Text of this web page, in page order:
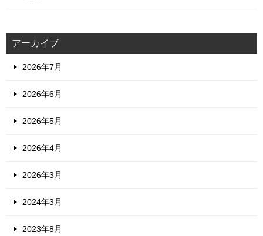
アーカイブ
2026年7月
2026年6月
2026年5月
2026年4月
2026年3月
2024年3月
2023年8月